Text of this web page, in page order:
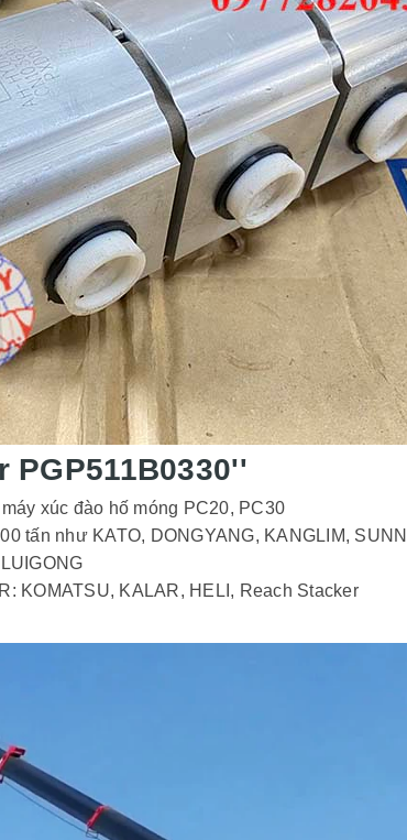
xúc đào hố móng PC20, PC30
tấn như KATO, DONGYANG, KANGLIM,
KOMATSU, KALAR, HELI, Reach Stacker